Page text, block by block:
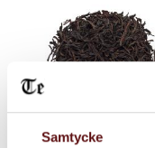
Samtycke